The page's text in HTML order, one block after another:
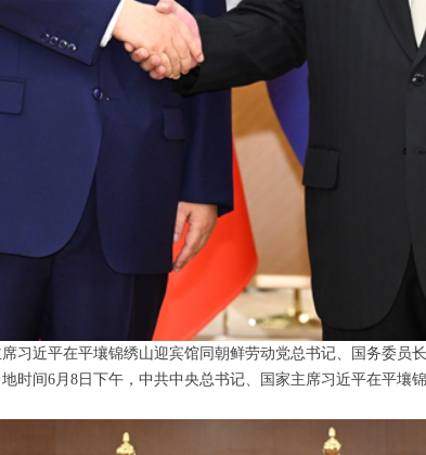
近平在平壤锦绣山迎宾馆同朝鲜劳动党总书记、国务委员
6月8日下午，中共中央总书记、国家主席习近平在平壤锦